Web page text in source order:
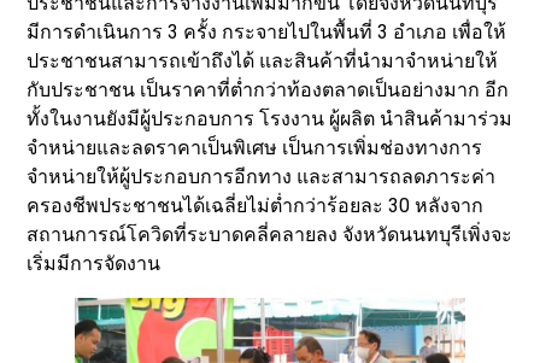
มีการดำเนินการ 3 ครั้ง กระจายไปในพื้นที่ 3 อำเภอ เพื่อให้
ประชาชนสามารถเข้าถึงได้ และสินค้าที่นำมาจำหน่ายให้
กับประชาชน เป็นราคาที่ต่ำกว่าท้องตลาดเป็นอย่างมาก อีก
ทั้งในงานยังมีผู้ประกอบการ โรงงาน ผู้ผลิต นำสินค้ามาร่วม
จำหน่ายและลดราคาเป็นพิเศษ เป็นการเพิ่มช่องทางการ
จำหน่ายให้ผู้ประกอบการอีกทาง และสามารถลดภาระค่า
ครองชีพประชาชนได้เฉลี่ยไม่ต่ำกว่าร้อยละ 30 หลังจาก
สถานการณ์โควิดที่ระบาดคลี่คลายลง จังหวัดนนทบุรีเพิ่งจะ
เริ่มมีการจัดงาน